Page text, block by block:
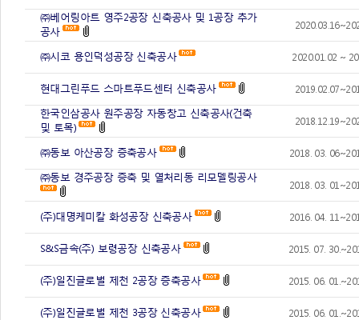
㈜베어링아트 영주2공장 신축공사 및 1공장 추가
공사
㈜시코 용인덕성공장 신축공사 2020.01.02 ~
현대그린푸드 스마트푸드센터 신축공사
한국인삼공사 원주공장 자동창고 신축공사(건축
및 토목)
㈜동보 아산공장 증축공사 2018. 03.
㈜동보 경주공장 증축 및 열처리동 리모델링공사
2018. 03.
(주)대명케미칼 화성공장 신축공사 2016. 04.
S&S금속(주) 보령공장 신축공사 2015. 07.
(주)일진글로벌 제천 2공장 증축공사 2015. 06.
(주)일진글로벌 제천 3공장 신축공사 2015. 06.